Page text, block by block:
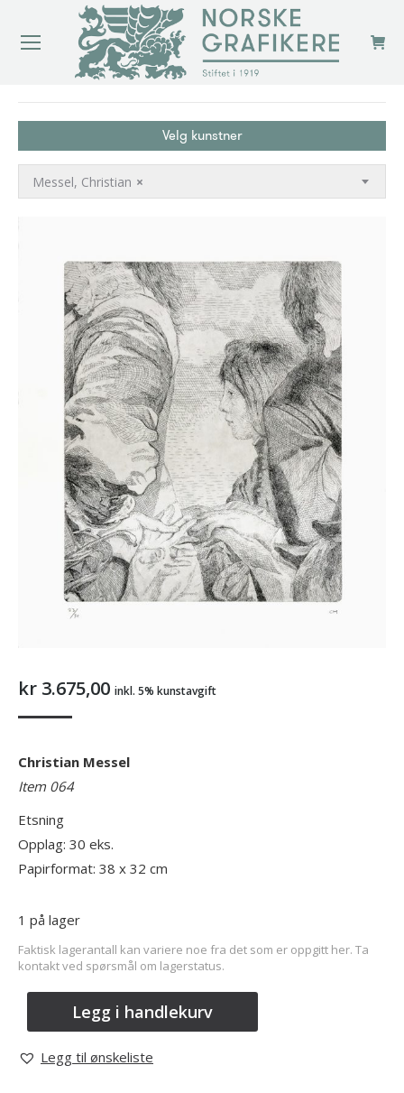
Velg kunstner
×
Messel, Christian
kr 3.675,00 inkl. 5% kunstavgift
Christian Messel
Item 064
Etsning
Opplag: 30 eks.
Papirformat: 38 x 32 cm
1 på lager
Faktisk lagerantall kan variere noe fra det som er oppgitt her. Ta
kontakt ved spørsmål om lagerstatus.
Legg i handlekurv
Legg til ønskeliste